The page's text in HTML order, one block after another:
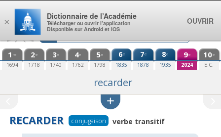
Aller au contenu
1 re
1694
2e
1718
3e
1740
4e
1762
5e
1798
6e
1835
7e
1878
8e
1935
9e
2024
10e
E.C.
recarder
RECARDER conjugaison verbe transitif
×
Dictionnaire de l’Académie
Télécharger ou ouvrir l’application
Disponible sur Android et iOS
OUVRIR